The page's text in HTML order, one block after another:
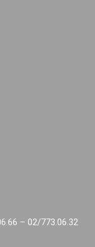
– 02/773.06.32